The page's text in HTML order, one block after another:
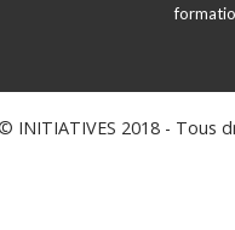
INITIATIVES 2018 - Tous